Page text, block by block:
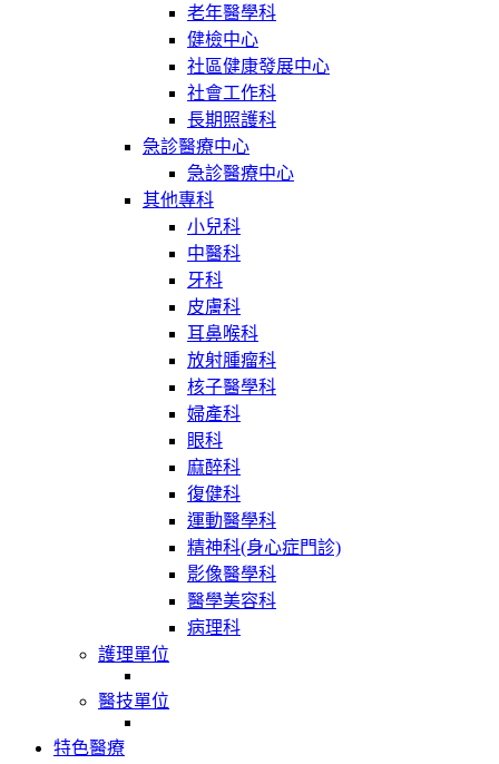
老年醫學科
健檢中心
社區健康發展中心
社會工作科
長期照護科
急診醫療中心
急診醫療中心
其他專科
小兒科
中醫科
牙科
皮膚科
耳鼻喉科
放射腫瘤科
核子醫學科
婦產科
眼科
麻醉科
復健科
運動醫學科
精神科(身心症門診)
影像醫學科
醫學美容科
病理科
護理單位
醫技單位
特色醫療